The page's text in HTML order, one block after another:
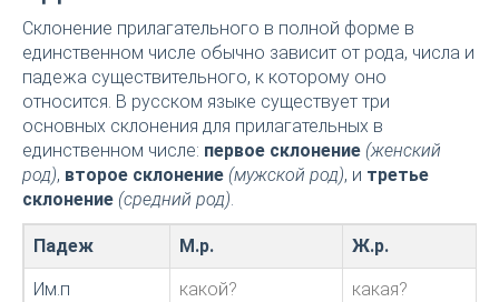
Склонение прилагательного в полной форме в
единственном числе обычно зависит от рода, числа и
падежа существительного, к которому оно
относится. В русском языке существует три
основных склонения для прилагательных в
единственном числе: первое склонение (женский
род), второе склонение (мужской род), и третье
склонение (средний род).
Падеж М.р. Ж.р.
Им.п какой? какая?